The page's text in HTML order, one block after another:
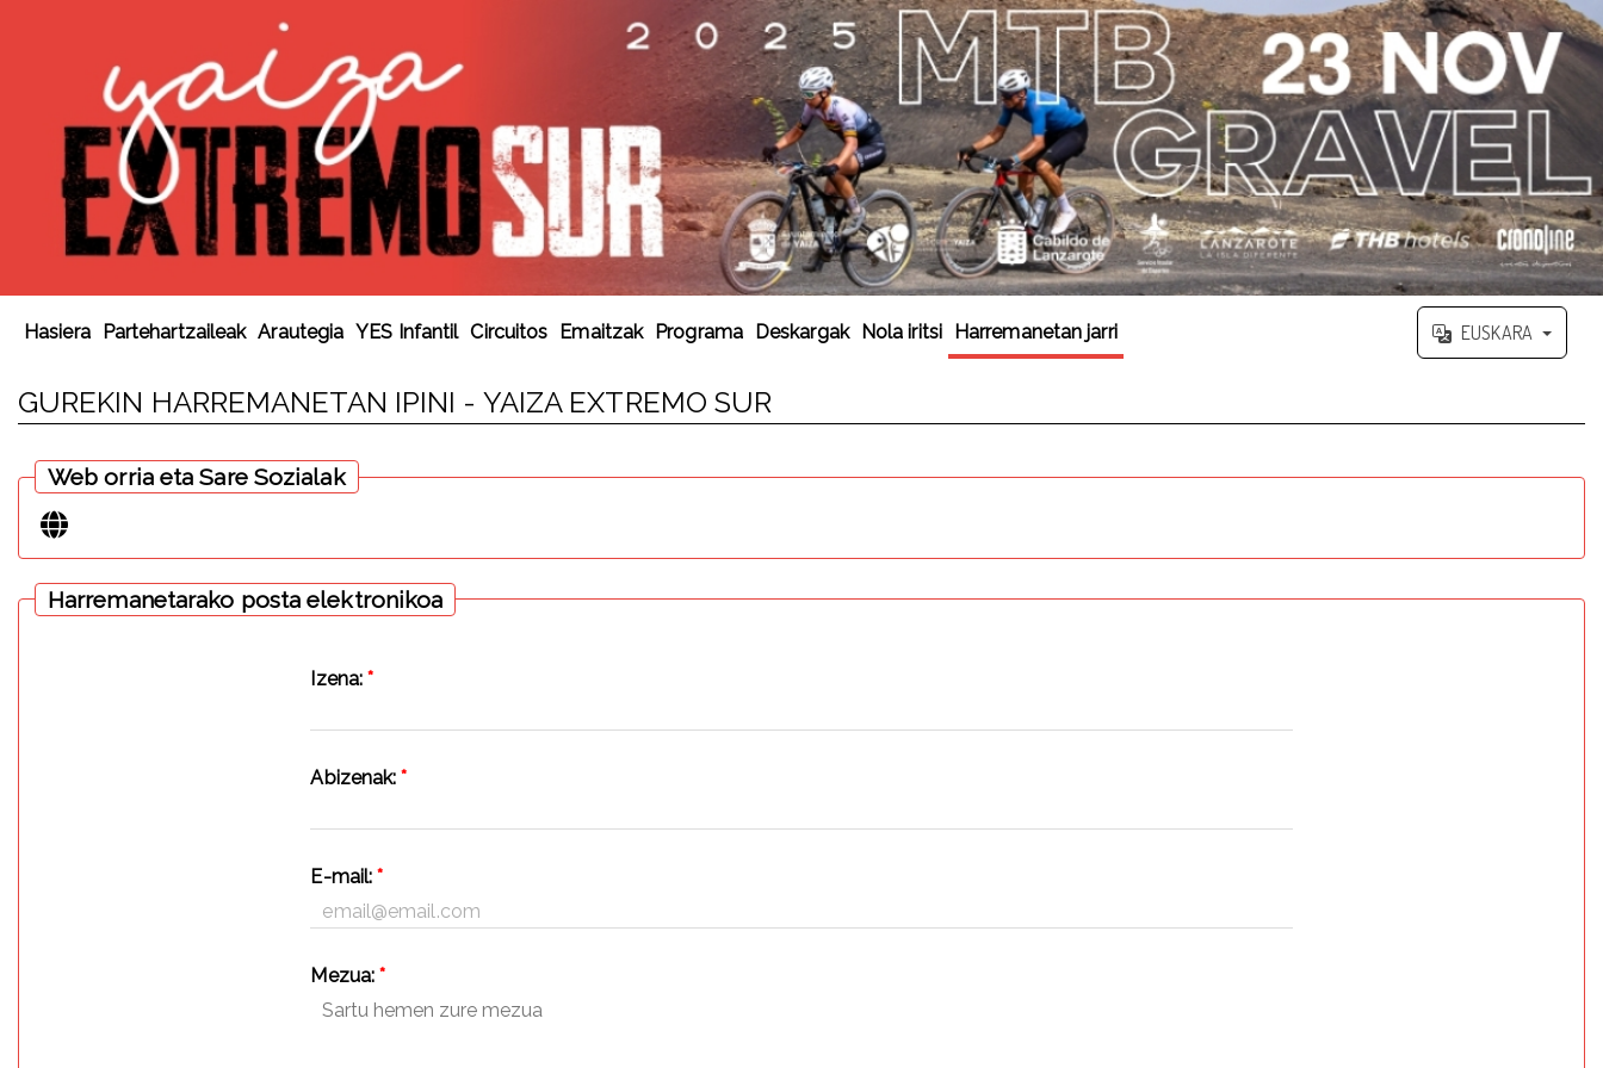
Hasiera Partehartzaileak Arautegia YES Infantil Circuitos Emaitzak Programa Deskargak Nola iritsi Harremanetan jarri EUSKARA
GUREKIN HARREMANETAN IPINI - YAIZA EXTREMO SUR
Web orria eta Sare Sozialak
Harremanetarako posta elektronikoa
Izena:*
Abizenak:*
E-mail:*
Mezua:*